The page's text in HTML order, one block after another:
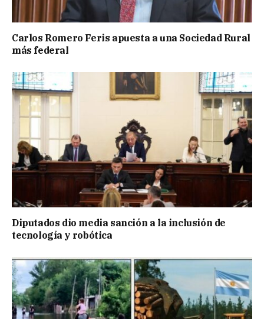
Carlos Romero Feris apuesta a una Sociedad Rural
más federal
Diputados dio media sanción a la inclusión de
tecnología y robótica